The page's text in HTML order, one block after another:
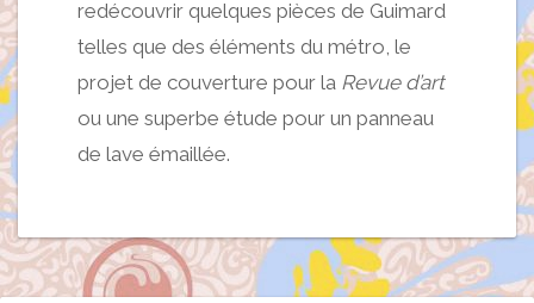
redécouvrir quelques pièces de Guimard
telles que des éléments du métro, le
projet de couverture pour la Revue d’art
ou une superbe étude pour un panneau
de lave émaillée.